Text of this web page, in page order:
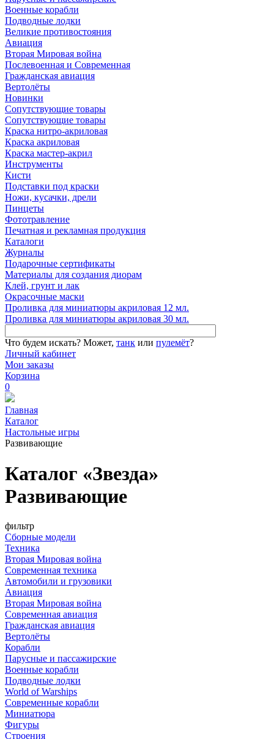
Военные корабли
Подводные лодки
Великие противостояния
Авиация
Вторая Мировая война
Послевоенная и Современная
Гражданская авиация
Вертолёты
Новинки
Сопутствующие товары
Сопутствующие товары
Краска нитро-акриловая
Краска акриловая
Краска мастер-акрил
Инструменты
Кисти
Подставки под краски
Ножи, кусачки, дрели
Пинцеты
Фототравление
Печатная и рекламная продукция
Каталоги
Журналы
Подарочные сертификаты
Материалы для создания диорам
Клей, грунт и лак
Окрасочные маски
Проливка для миниатюры акриловая 12 мл.
Проливка для миниатюры акриловая 30 мл.
Что будем искать? Может, танк или пулемёт?
Личный кабинет
Мои заказы
Корзина
0
Главная
Каталог
Настольные игры
Развивающие
Каталог «Звезда»
Развивающие
фильтр
Сборные модели
Техника
Вторая Мировая война
Современная техника
Автомобили и грузовики
Авиация
Вторая Мировая война
Современная авиация
Гражданская авиация
Вертолёты
Корабли
Парусные и пассажирские
Военные корабли
Подводные лодки
World of Warships
Современные корабли
Миниатюра
Фигуры
Строения